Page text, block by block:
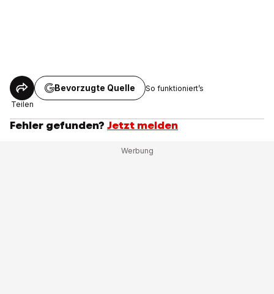
Teilen
Bevorzugte Quelle So funktioniert’s
Fehler gefunden? Jetzt melden